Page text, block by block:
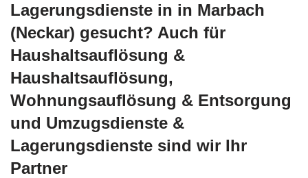
Lagerungsdienste in in Marbach
(Neckar) gesucht? Auch für
Haushaltsauflösung &
Haushaltsauflösung,
Wohnungsauflösung & Entsorgung
und Umzugsdienste &
Lagerungsdienste sind wir Ihr
Partner